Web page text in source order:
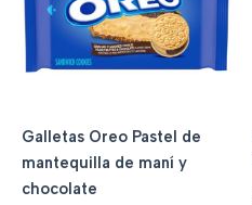
Galletas Oreo Pastel de
mantequilla de maní y
chocolate